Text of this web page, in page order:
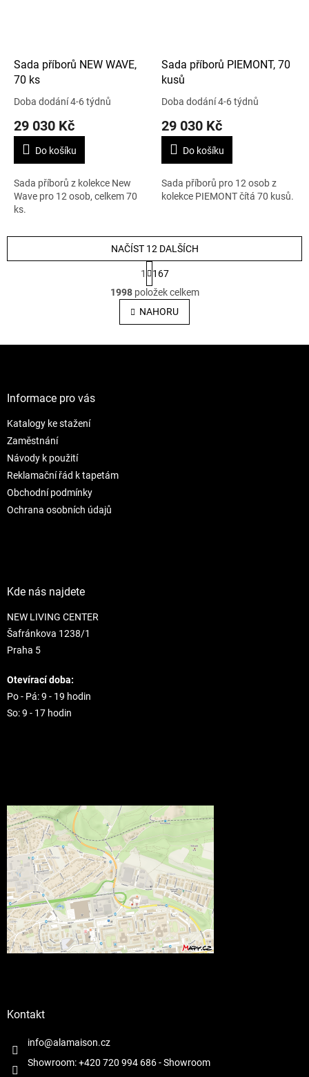
Sada příborů NEW WAVE,
70 ks
Doba dodání 4-6 týdnů
29 030 Kč
Do košíku
Sada příborů z kolekce New
Wave pro 12 osob, celkem 70
ks.
Sada příborů PIEMONT, 70
kusů
Doba dodání 4-6 týdnů
29 030 Kč
Do košíku
Sada příborů pro 12 osob z
kolekce PIEMONT čítá 70 kusů.
O
v
l
á
NAČÍST 12 DALŠÍCH
t
r
á
n
k
v
1
167
1998položek celkem
NAHORU
Informace pro vás
Katalogy ke stažení
Zaměstnání
Návody k použití
Reklamační řád k tapetám
Obchodní podmínky
Ochrana osobních údajů
Kde nás najdete
NEW LIVING CENTER
Šafránkova 1238/1
Praha 5
Otevírací doba:
Po - Pá: 9 - 19 hodin
So: 9 - 17 hodin
Kontakt
info@alamaison.cz
Showroom: +420 720 994 686- Showroom